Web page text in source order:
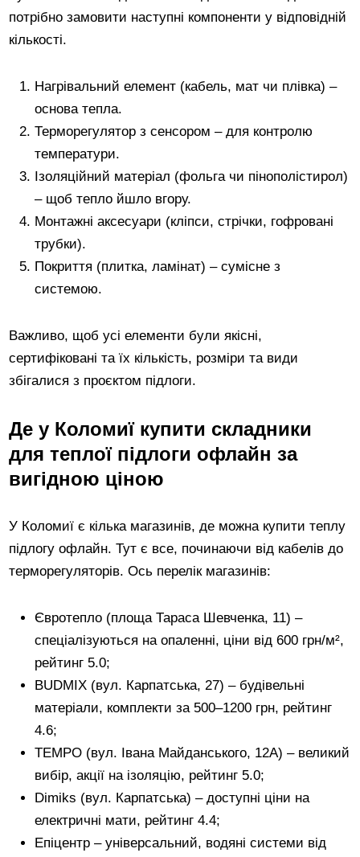
потрібно замовити наступні компоненти у відповідній
кількості.
Нагрівальний елемент (кабель, мат чи плівка) –
основа тепла.
Терморегулятор з сенсором – для контролю
температури.
Ізоляційний матеріал (фольга чи пінополістирол)
– щоб тепло йшло вгору.
Монтажні аксесуари (кліпси, стрічки, гофровані
трубки).
Покриття (плитка, ламінат) – сумісне з
системою.
Важливо, щоб усі елементи були якісні,
сертифіковані та їх кількість, розміри та види
збігалися з проєктом підлоги.
Де у Коломиї купити складники
для теплої підлоги офлайн за
вигідною ціною
У Коломиї є кілька магазинів, де можна купити теплу
підлогу офлайн. Тут є все, починаючи від кабелів до
терморегуляторів. Ось перелік магазинів:
Євротепло (площа Тараса Шевченка, 11) –
спеціалізуються на опаленні, ціни від 600 грн/м²,
рейтинг 5.0;
BUDMIX (вул. Карпатська, 27) – будівельні
матеріали, комплекти за 500–1200 грн, рейтинг
4.6;
TEMPO (вул. Івана Майданського, 12А) – великий
вибір, акції на ізоляцію, рейтинг 5.0;
Dimiks (вул. Карпатська) – доступні ціни на
електричні мати, рейтинг 4.4;
Епіцентр – універсальний, водяні системи від